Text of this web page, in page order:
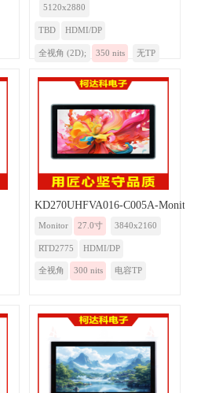
5120x2880
TBD HDMI/DP
全视角 (2D); 350 nits 无TP
KD270UHFVA016-C005A-Monitor
Monitor 27.0寸 3840x2160
RTD2775 HDMI/DP
全视角 300 nits 电容TP